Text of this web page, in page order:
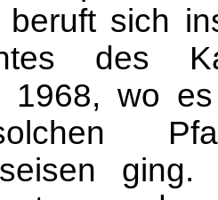
beruft sich
des
1968, wo